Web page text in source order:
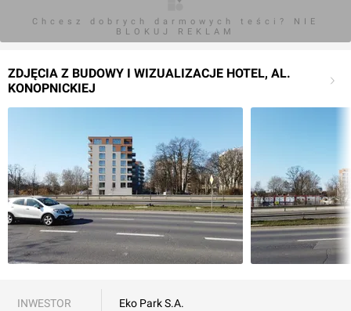
Chcesz dobrych darmowych teści? NIE
BLOKUJ REKLAM
ZDJĘCIA Z BUDOWY I WIZUALIZACJE HOTEL, AL.
KONOPNICKIEJ
INWESTOR Eko Park S.A.